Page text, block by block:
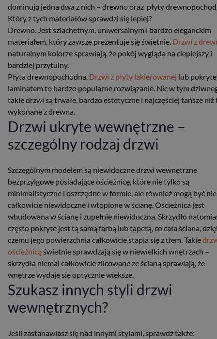
dominują jedna dwa z nich – drewno oraz płyty
Który z tych materiałów sprawdzi się lepiej?
Drewno. Jest szlachetnym, uniwersalnym i bardzo eleganckim
materiałem, który zawsze prezentuje się świetnie. Drzwi z
naturalnym kolorze sprawiają, że pokój wygląda na cieplejszy i
bardziej przytulny.
Płyta drewnopochodna. Drzwi z płyty lakierowanej lub
laminatem to bardzo popularne rozwiązanie. Nic w tym
takie drzwi są trwałe, bardzo estetyczne i najczęściej tańsze niż
wykonane z drewna.
Drzwi ukryte wewnętrzne –
szczególny rodzaj drzwi
Szczególnym modelem są niewidoczne drzwi wewnętrzne
bezprzylgowe posiadające ościeżnicę, które nie tylko są
minimalistyczne i oszczędne w formie, ale również mogą być
całkowicie niewidoczne i wtopione w ścianę. Ościeżnica jest
wbudowana w ścianę i zupełnie niewidoczna. Skrzydło
często pokryte jest tą samą farbą lub tapetą, co cała ściana,
czemu jego powierzchnia całkowicie stapia się z tłem. Takie
ościeżnicą świetnie sprawdzają się w niewielkich wnętrzach –
skrzydła niemal całkowicie zlicowane ze ścianą sprawiają, że
wnętrze wydaje się optycznie większe.
Szukasz innych styli drzwi
wewnętrznych?
Jeśli zastanawiasz się nad innymi stylami, sprawdź także: